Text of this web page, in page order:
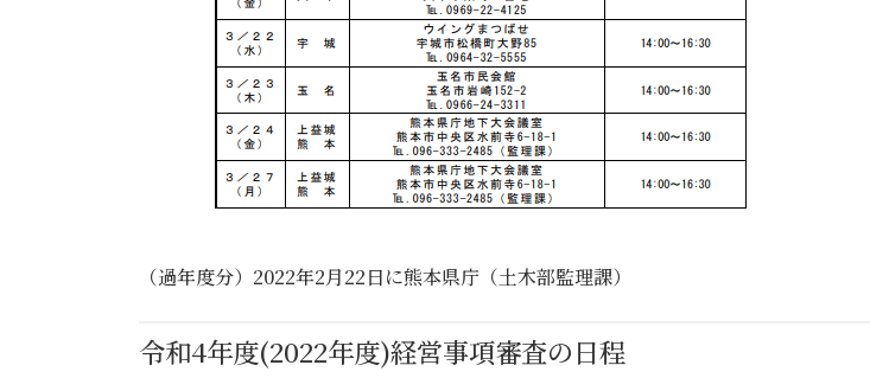
（過年度分）2022年2月22日に熊本県庁（土木部監理課）
令和4年度(2022年度)経営事項審査の日程